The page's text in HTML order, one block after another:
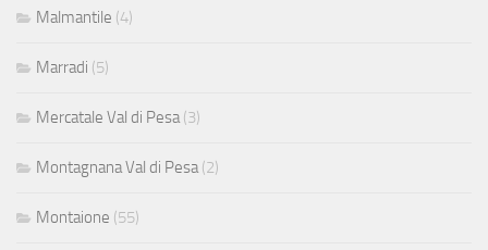
Malmantile (4)
Marradi (5)
Mercatale Val di Pesa(3)
Montagnana Val di Pesa(2)
Montaione (55)